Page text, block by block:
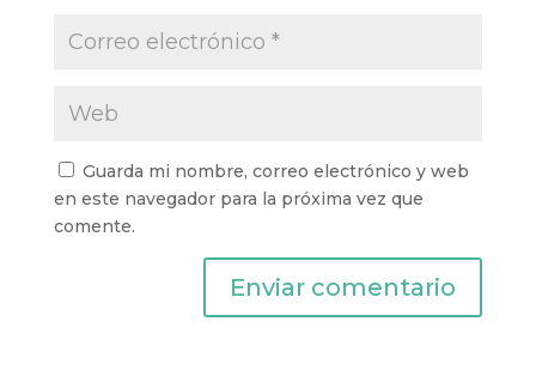
Guarda mi nombre, correo electrónico y web
en este navegador para la próxima vez que
comente.